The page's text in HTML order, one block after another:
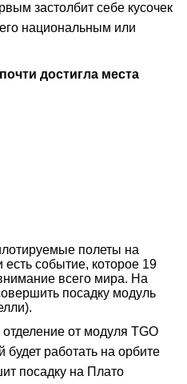
застолбит себе кусочек
национальным или
достигла места
полеты на
событие, которое 19
всего мира. На
посадку модуль
отделение от модуля TGO
будет работать на орбите
посадку на Плато